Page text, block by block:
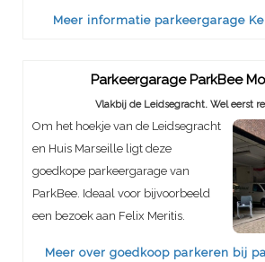
Meer informatie parkeergarage
Parkeergarage ParkBee
Vlakbij de Leidsegracht. Wel eerst
Om het hoekje van de Leidsegracht
en Huis Marseille ligt deze
goedkope parkeergarage van
ParkBee. Ideaal voor bijvoorbeeld
een bezoek aan Felix Meritis.
Meer over goedkoop parkeren bij